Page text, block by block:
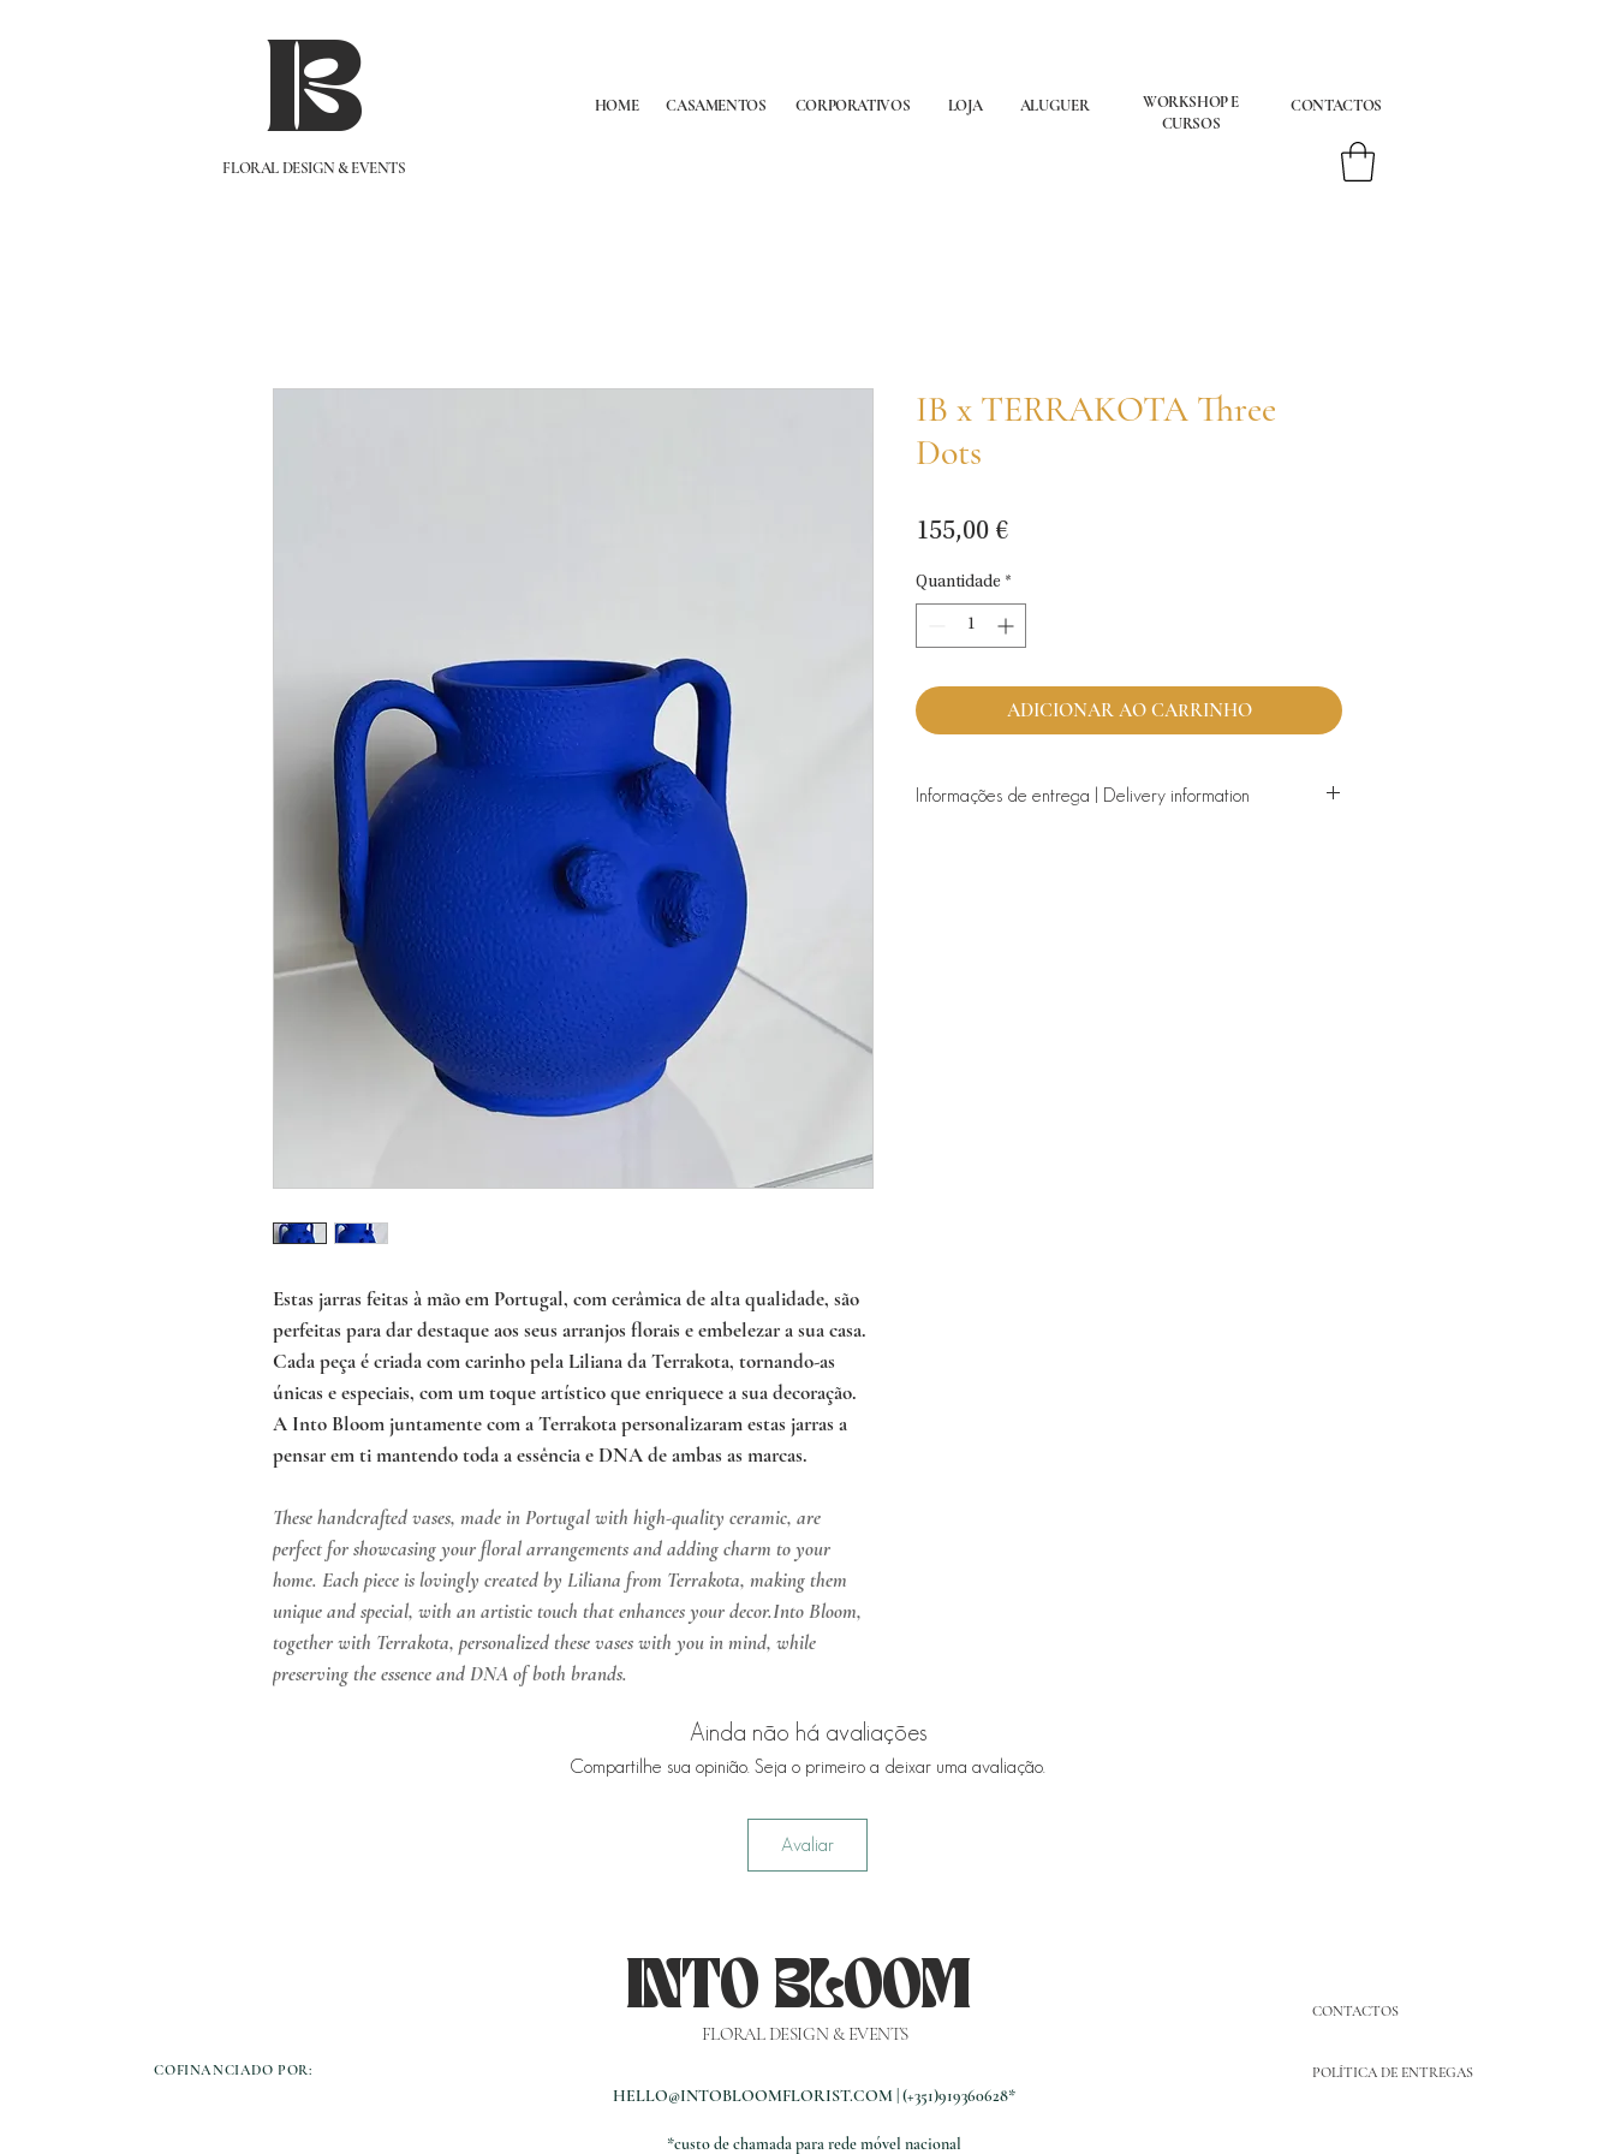
IB
FLORAL DESIGN & EVENTS
HOME CASAMENTOS CORPORATIVOS LOJA ALUGUER
WORKSHOP E
CURSOS
CONTACTOS
Estas jarras feitas à mão em Portugal, com cerâmica de alta qualidade, são
perfeitas para dar destaque aos seus arranjos florais e embelezar a sua casa.
Cada peça é criada com carinho pela Liliana da Terrakota, tornando-as
únicas e especiais, com um toque artístico que enriquece a sua decoração.
A Into Bloom juntamente com a Terrakota personalizaram estas jarras a
pensar em ti mantendo toda a essência e DNA de ambas as marcas.
These handcrafted vases, made in Portugal with high-quality ceramic, are
perfect for showcasing your floral arrangements and adding charm to your
home. Each piece is lovingly created by Liliana from Terrakota, making them
unique and special, with an artistic touch that enhances your decor.Into Bloom,
together with Terrakota, personalized these vases with you in mind, while
preserving the essence and DNA of both brands.
IB x TERRAKOTA Three
Dots
155,00 €Preço
Quantidade *
ADICIONAR AO CARRINHO
Informações de entrega | Delivery information
Ainda não há avaliações
Compartilhe sua opinião. Seja o primeiro a deixar uma avaliação.
Avaliar
FLORAL DESIGN & EVENTS
INTO BLOOM
COFINANCIADO POR:
HELLO@INTOBLOOMFLORIST.COM | (+351)919360628*
*custo de chamada para rede móvel nacional
CONTACTOS
POLÍTICA DE ENTREGAS